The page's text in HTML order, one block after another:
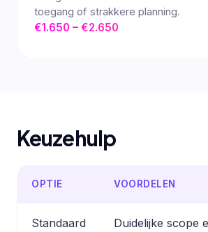
toegang of strakkere planning.
€1.650 – €2.650
Keuzehulp
OPTIE VOORDELEN
Standaard
Duidelijke scope